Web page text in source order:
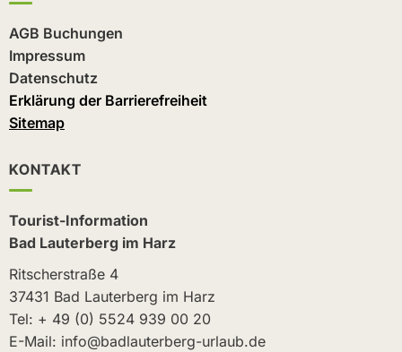
AGB Buchungen
Impressum
Datenschutz
Erklärung der Barrierefreiheit
Sitemap
KONTAKT
Tourist-Information
Bad Lauterberg im Harz
Ritscherstraße 4
37431 Bad Lauterberg im Harz
Tel: + 49 (0) 5524 939 00 20
E-Mail: info@badlauterberg-urlaub.de